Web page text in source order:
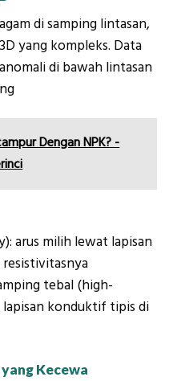
di samping lintasan,
yang kompleks. Data
di bawah lintasan
Dengan NPK? -
arus milih lewat lapisan
resistivitasnya
tebal (high-
konduktif tipis di
Kecewa